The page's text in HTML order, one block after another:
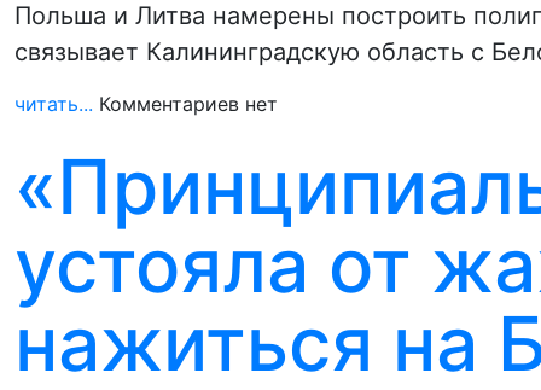
Польша и Литва намерены построить
связывает Калининградскую область с
читать... Комментариев нет
устояла от
нажиться на